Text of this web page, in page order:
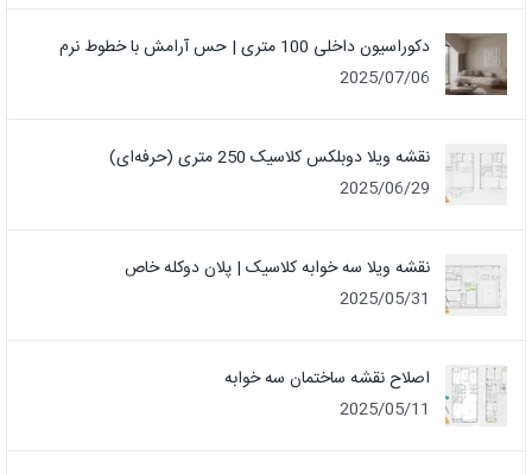
دکوراسیون داخلی 100 متری | حس آرامش با خطوط نرم
2025/07/06
نقشه ویلا دوبلکس کلاسیک 250 متری (حرفه‌ای)
2025/06/29
نقشه ویلا سه خوابه کلاسیک | پلان دوکله خاص
2025/05/31
اصلاح نقشه ساختمان سه خوابه
2025/05/11